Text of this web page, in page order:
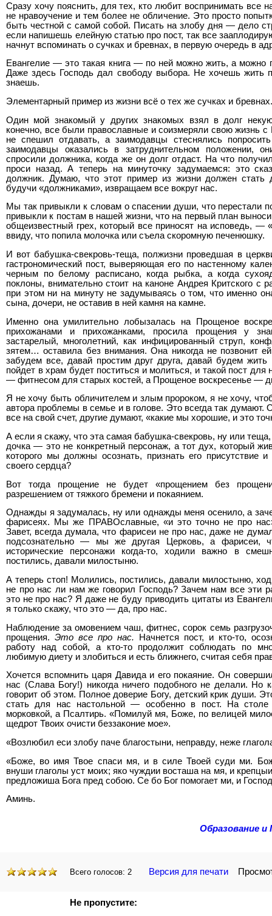
Сразу хочу пояснить, для тех, кто любит воспринимать все
не нравоучение и тем более не обличение. Это просто
быть честной с самой собой. Писать на злобу дня — дело
если напишешь елейную статью про пост, так все
начнут вспоминать о сучках и бревнах, в первую очередь в
Евангелие — это такая книга — по ней можно жить, а можно
Даже здесь Господь дал свободу выбора. Не хочешь жить
знаешь.
Элементарный пример из жизни всё о тех же сучках и бревнах.
Один мой знакомый у других знакомых взял в долг
конечно, все были православные и соизмеряли свою жизнь с
не спешил отдавать, а заимодавцы стеснялись
заимодавцы оказались в затруднительном положении,
спросили должника, когда же он долг отдаст. На что
проси назад. А теперь на минуточку задумаемся: это
должник. Думаю, что этот пример из жизни должен стать
будучи «должниками», извращаем все вокруг нас.
Мы так привыкли к словам о спасении души, что перестали
привыкли к постам в нашей жизни, что на первый план
общеизвестный грех, который все приносят на исповедь, —
ввиду, что попила молочка или съела скоромную печенюшку.
И вот бабушка-свекровь-теща, полжизни проведшая в
гастрономический пост, выверяющая его по настенному
черным по белому расписано, когда рыбка, а когда
поклоны, внимательно стоит на каноне Андрея Критского с
при этом ни на минуту не задумываясь о том, что именно
сына, дочери, не оставив в ней камня на камне.
Именно она умилительно лобызалась на Прощеное
прихожанами и прихожанками, просила прощения у
застарелый, многолетний, как инфицированный струп,
зятем… оставила без внимания. Она никогда не позвонит
забудем все, давай простим друг друга, давай будем
пойдет в храм будет поститься и молиться, и такой пост для
— фитнесом для старых костей, а Прощеное воскресенье —
Я не хочу быть обличителем и злым пророком, я не хочу,
автора проблемы в семье и в голове. Это всегда так
все на свой счет, другие думают, «какие мы хорошие, и это
А если я скажу, что эта самая бабушка-свекровь, ну или
дочка — это не конкретный персонаж, а тот дух, который
которого мы должны осознать, признать его присутствие
своего сердца?
Вот тогда прощение не будет «прощением без
разрешением от тяжкого бремени и покаянием.
Однажды я задумалась, ну или однажды меня осенило, а
фарисеях. Мы же ПРАВОславные, «и это точно не про
Завет, всегда думала, что фарисеи не про нас, даже не
подсознательно — мы же другая Церковь, а фарисеи,
исторические персонажи когда-то, ходили важно в
постились, давали милостыню.
А теперь стоп! Молились, постились, давали милостыню,
не про нас ли нам же говорил Господь? Зачем нам все эти
это не про нас? Я даже не буду приводить цитаты из
я только скажу, что это — да, про нас.
Наблюдение за омовением чаш, фитнес, сорок семь
прощения. Это все про нас. Начнется пост, и кто-то,
работу над собой, а кто-то продолжит соблюдать по
любимую диету и злобиться и есть ближнего, считая себя
Хочется вспомнить царя Давида и его покаяние. Он
нас (Слава Богу!) никогда ничего подобного не делали. Но
говорит об этом. Полное доверие Богу, детский крик души.
стать для нас настольной — особенно в пост. На
морковкой, а Псалтирь. «Помилуй мя, Боже, по велицей
щедрот Твоих очисти беззаконие мое».
«Возлюбил еси злобу паче благостыни, неправду, неже
«Боже, во имя Твое спаси мя, и в силе Твоей суди ми.
внуши глаголы уст моих; яко чуждии восташа на мя, и
предложиша Бога пред собою. Се бо Бог помогает ми, и
Аминь.
Образование и
Всего голосов: 2 Версия для печати
Не пропустите: